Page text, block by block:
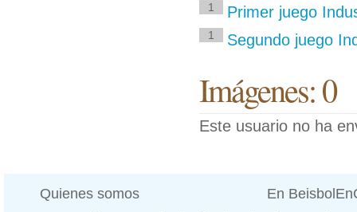
1 Primer juego
1 Segundo juego
Imágenes: 0
Este usuario no ha
Quienes somos En